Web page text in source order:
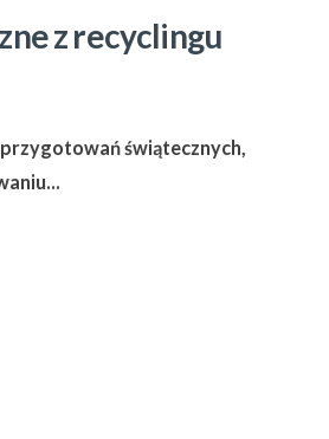
z recyclingu
świątecznych,
...